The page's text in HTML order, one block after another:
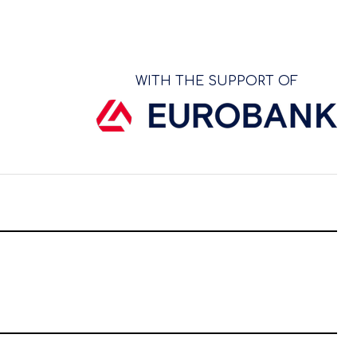
WITH THE SUPPORT OF